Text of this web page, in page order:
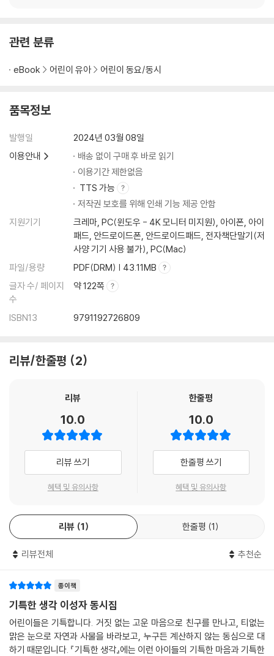
관련 분류
eBook 어린이 유아 어린이 동요/동시
품목정보
발행일
2024년 03월 08일
이용안내
배송 없이 구매 후 바로 읽기
이용기간 제한없음
TTS 가능
저작권 보호를 위해 인쇄 기능 제공 안함
지원기기
크레마, PC(윈도우 - 4K 모니터 미지원), 아이폰, 아이
패드, 안드로이드폰, 안드로이드패드, 전자책단말기(저
사양 기기 사용 불가), PC(Mac)
파일/용량
PDF(DRM) | 43.11MB
글자 수/ 페이지
수
약 122쪽
ISBN13 9791192726809
리뷰/한줄평 2
리뷰
10.0
리뷰 쓰기
혜택 및 유의사항
한줄평
10.0
한줄평 쓰기
혜택 및 유의사항
리뷰 1 한줄평 1
리뷰전체 추천순
종이책
기특한 생각 이성자 동시집
어린이들은 기특합니다. 거짓 없는 고운 마음으로 친구를 만나고, 티없는
맑은 눈으로 자연과 사물을 바라보고, 누구든 계산하지 않는 동심으로 대
하기 때문입니다. 『기특한 생각』에는 이런 아이들의 기특한 마음과 기특한